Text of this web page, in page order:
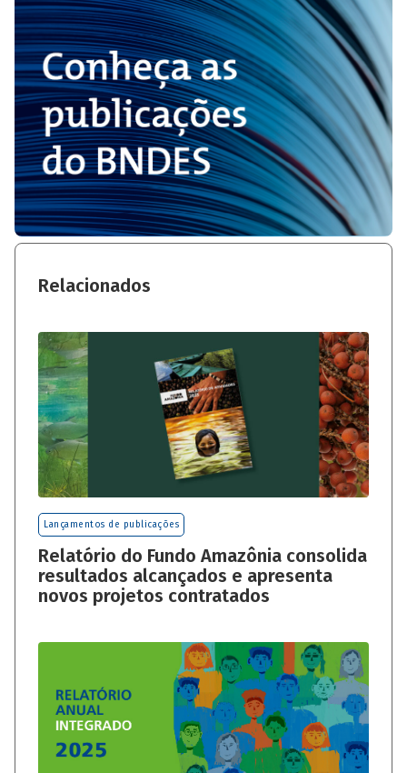
Relacionados
Lançamentos de publicações
Relatório do Fundo Amazônia consolida
resultados alcançados e apresenta
novos projetos contratados